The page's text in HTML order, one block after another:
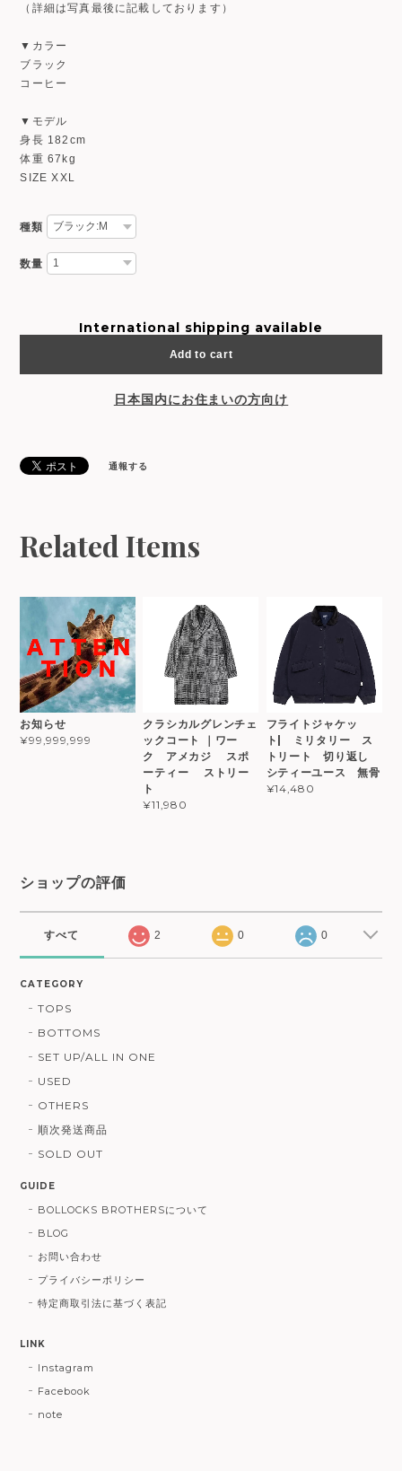
（詳細は写真最後に記載しております）
▼カラー
ブラック
コーヒー
▼モデル
身長 182cm
体重 67kg
SIZE XXL
種類
数量
International shipping available
Add to cart
日本国内にお住まいの方向け
通報する
Related Items
お知らせ
¥99,999,999
クラシカルグレンチェ
ックコート ｜ワー
ク アメカジ スポ
ーティー ストリー
ト
¥11,980
フライトジャケッ
ト| ミリタリー ス
トリート 切り返し
シティーユース 無骨
¥14,480
ショップの評価
すべて 2 0 0
CATEGORY
TOPS
BOTTOMS
SET UP/ALL IN ONE
USED
OTHERS
順次発送商品
SOLD OUT
GUIDE
BOLLOCKS BROTHERSについて
BLOG
お問い合わせ
プライバシーポリシー
特定商取引法に基づく表記
LINK
Instagram
Facebook
note